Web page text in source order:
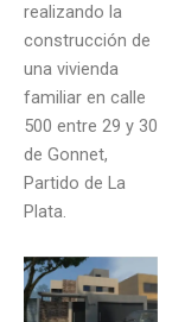
realizando la
construcción de
una vivienda
familiar en calle
500 entre 29 y 30
de Gonnet,
Partido de La
Plata.